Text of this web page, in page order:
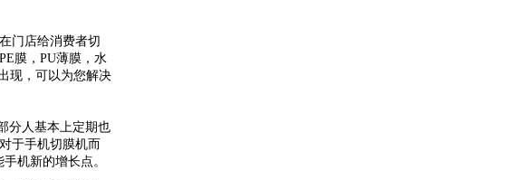
门店给消费者切
PE膜，PU薄膜，水
现，可以为您解决
分人基本上定期也
于手机切膜机而
机新的增长点。